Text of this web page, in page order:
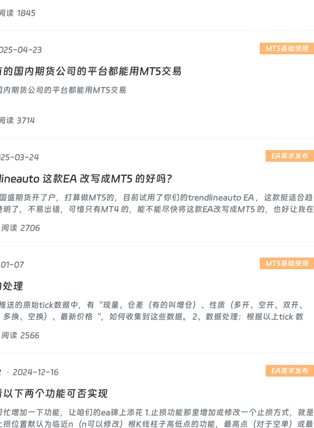
读 1845
04-23 MT5基础使用
国内期货公司的平台都能用MT5交易
内期货公司的平台都能用MT5交易
读 3714
03-24 EA需求发布
这款EA 改写成MT5 的好吗？
盛期货开了户，打算做MT5的，目前试用了你们的trendlineauto EA ，这款挺适合趋
明了，不易出错，可惜只有MT4 的，能不能尽快将这款EA改写成MT5 的，也好让我在
阅读 2706
07 MT5基础使用
理
送的原始tick数据中，有“现量、仓差（有的叫增仓）、性质（多开、空开、双开、
多换、空换）、最新价格“，如何收集到这些数据。 2、数据处理：根据以上tick 数
阅读 2566
2024-12-16 EA需求发布
下两个功能可否实现
增加一下功能，让咱们的ea锦上添花 1.止损功能那里增加或修改一个止损方式，就是
损位置默认为临近n（n可以修改）根K线柱子高低点的功能，最高点（对于空单）或最